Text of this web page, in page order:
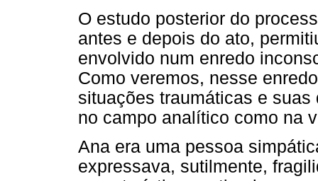
O estudo posterior do
antes e depois do ato,
envolvido num enredo
Como veremos, nesse
situações traumáticas e
no campo analítico como na
Ana era uma pessoa
expressava, sutilmente,